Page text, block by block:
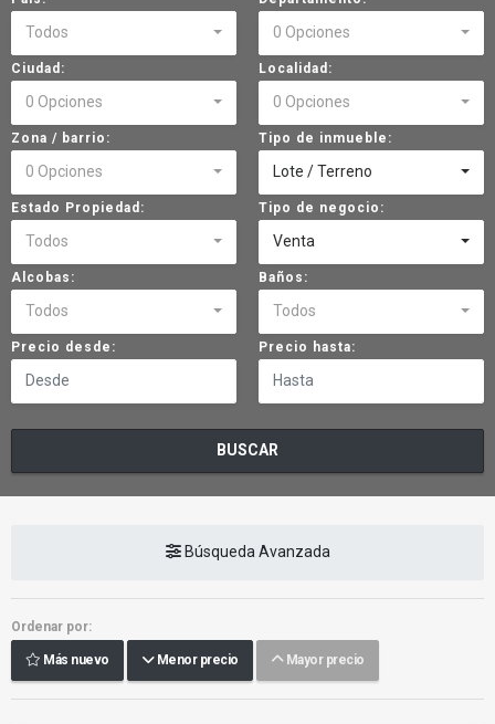
Todos 0 Opciones
Ciudad:
0 Opciones
Localidad:
0 Opciones
Zona / barrio:
0 Opciones
Tipo de inmueble:
Lote / Terreno
Estado Propiedad:
Todos
Tipo de negocio:
Venta
Alcobas:
Todos
Baños:
Todos
Precio desde: Precio hasta:
BUSCAR
Búsqueda Avanzada
Ordenar por:
Más nuevo Menor precio Mayor precio